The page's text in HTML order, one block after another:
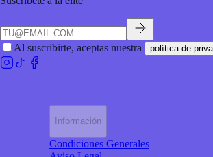
Al suscribirte, aceptas nuestra política de
Información
Condiciones Generales